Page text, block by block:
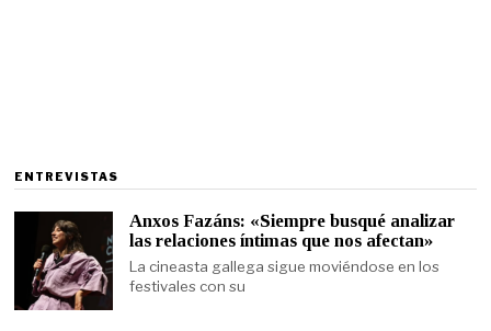
ENTREVISTAS
Anxos Fazáns: «Siempre busqué analizar
las relaciones íntimas que nos afectan»
La cineasta gallega sigue moviéndose en los
festivales con su